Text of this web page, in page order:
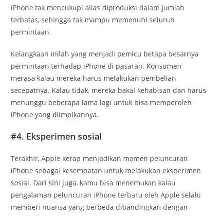
iPhone tak mencukupi alias diproduksi dalam jumlah
terbatas, sehingga tak mampu memenuhi seluruh
permintaan.
Kelangkaan inilah yang menjadi pemicu betapa besarnya
permintaan terhadap iPhone di pasaran. Konsumen
merasa kalau mereka harus melakukan pembelian
secepatnya. Kalau tidak, mereka bakal kehabisan dan harus
menunggu beberapa lama lagi untuk bisa memperoleh
iPhone yang diimpikannya.
#4. Eksperimen sosial
Terakhir, Apple kerap menjadikan momen peluncuran
iPhone sebagai kesempatan untuk melakukan eksperimen
sosial. Dari sini juga, kamu bisa menemukan kalau
pengalaman peluncuran iPhone terbaru oleh Apple selalu
memberi nuansa yang berbeda dibandingkan dengan